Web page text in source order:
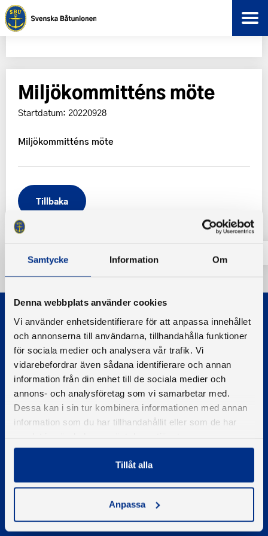
Samtycke Information Om
Denna webbplats använder cookies
Vi använder enhetsidentifierare för att anpassa innehållet
och annonserna till användarna, tillhandahålla funktioner
för sociala medier och analysera vår trafik. Vi
vidarebefordrar även sådana identifierare och annan
information från din enhet till de sociala medier och
annons- och analysföretag som vi samarbetar med.
Dessa kan i sin tur kombinera informationen med annan
information som du har tillhandahållit eller som de har
Tillåt alla
Anpassa
Miljökommitténs möte
Startdatum: 20220928
Miljökommitténs möte
Tillbaka
© 2026 - Svenska Båtunionen
Information om cookies
PIGMENT WEBBYRÅ
Kontakta oss
E-post